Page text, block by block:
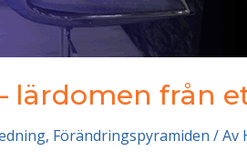
lärdomen från
, Förändringspyramiden / Av